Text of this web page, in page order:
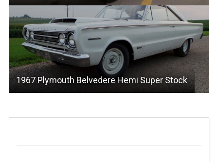
1967 Plymouth Belvedere Hemi Super Stock